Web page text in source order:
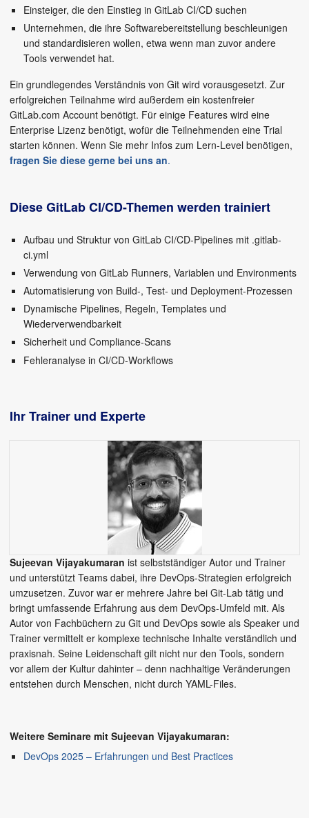
Einsteiger, die den Einstieg in GitLab CI/CD suchen
Unternehmen, die ihre Softwarebereitstellung beschleunigen
und standardisieren wollen, etwa wenn man zuvor andere
Tools verwendet hat.
Ein grundlegendes Verständnis von Git wird vorausgesetzt. Zur
erfolgreichen Teilnahme wird außerdem ein kostenfreier
GitLab.com Account benötigt. Für einige Features wird eine
Enterprise Lizenz benötigt, wofür die Teilnehmenden eine Trial
starten können. Wenn Sie mehr Infos zum Lern-Level benötigen,
fragen Sie diese gerne bei uns an.
Diese GitLab CI/CD-Themen werden trainiert
Aufbau und Struktur von GitLab CI/CD-Pipelines mit .gitlab-
ci.yml
Verwendung von GitLab Runners, Variablen und Environments
Automatisierung von Build-, Test- und Deployment-Prozessen
Dynamische Pipelines, Regeln, Templates und
Wiederverwendbarkeit
Sicherheit und Compliance-Scans
Fehleranalyse in CI/CD-Workflows
Ihr Trainer und Experte
Sujeevan Vijayakumaran ist selbstständiger Autor und Trainer
und unterstützt Teams dabei, ihre DevOps-Strategien erfolgreich
umzusetzen. Zuvor war er mehrere Jahre bei Git-Lab tätig und
bringt umfassende Erfahrung aus dem DevOps-Umfeld mit. Als
Autor von Fachbüchern zu Git und DevOps sowie als Speaker und
Trainer vermittelt er komplexe technische Inhalte verständlich und
praxisnah. Seine Leidenschaft gilt nicht nur den Tools, sondern
vor allem der Kultur dahinter – denn nachhaltige Veränderungen
entstehen durch Menschen, nicht durch YAML-Files.
Weitere Seminare mit Sujeevan Vijayakumaran:
DevOps 2025 – Erfahrungen und Best Practices